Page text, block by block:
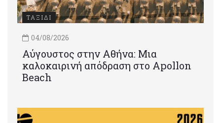
ΤΑΞΙΔΙ
04/08/2026
Αύγουστος στην Αθήνα: Μια
καλοκαιρινή απόδραση στο Apollon
Beach